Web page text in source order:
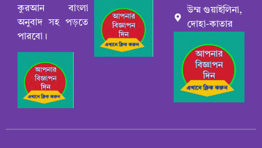
কুরআন বাংলা
অনুবাদ সহ পড়তে
পারবো।
উম্ম গুয়াইলিনা,
দোহা-কাতার